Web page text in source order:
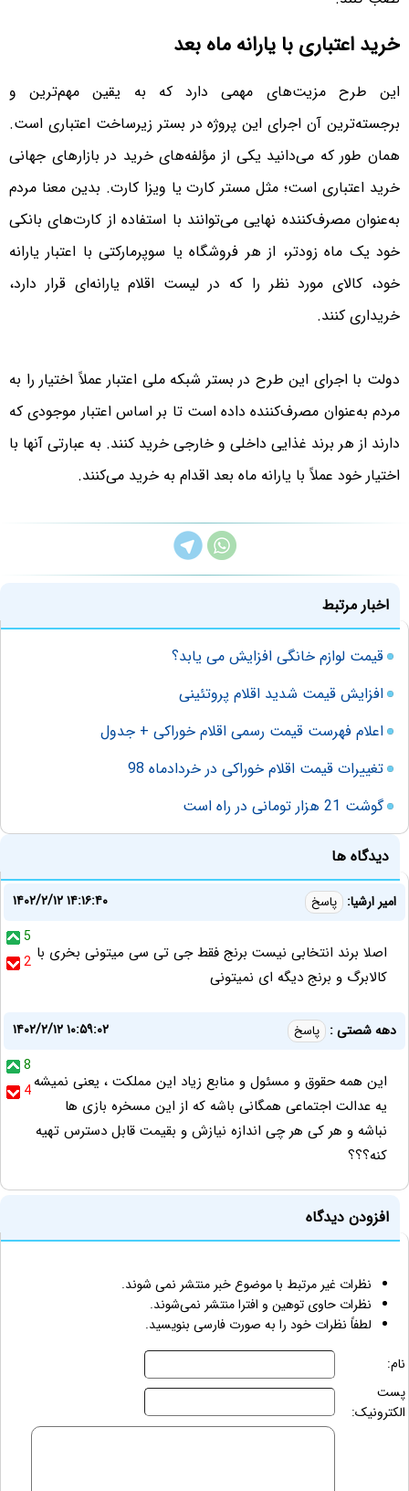
خرید اعتباری با یارانه ماه بعد
این طرح مزیت‌های مهمی دارد که به یقین مهم‌ترین و
برجسته‌ترین آن اجرای این پروژه در بستر زیرساخت اعتباری است.
همان طور که می‌دانید یکی از مؤلفه‌های خرید در بازارهای جهانی
خرید اعتباری است؛ مثل مستر کارت یا ویزا کارت. بدین معنا مردم
به‌عنوان مصرف‌کننده نهایی می‌توانند با استفاده از کارت‌های بانکی
خود یک ماه زودتر، از هر فروشگاه یا سوپرمارکتی با اعتبار یارانه
خود، کالای مورد نظر را که در لیست اقلام یارانه‌ای قرار دارد،
خریداری کنند.
دولت با اجرای این طرح در بستر شبکه ملی اعتبار عملاً اختیار را به
مردم به‌عنوان مصرف‌کننده داده است تا بر اساس اعتبار موجودی که
دارند از هر برند غذایی داخلی و خارجی خرید کنند. به عبارتی آنها با
اختیار خود عملاً با یارانه ماه بعد اقدام به خرید می‌کنند.
اخبار مرتبط
قیمت لوازم خانگی افزایش می یابد؟
افزایش قیمت شدید اقلام پروتئینی
اعلام فهرست قیمت رسمی اقلام خوراکی + جدول
تغییرات قیمت اقلام خوراکی در خردادماه 98
گوشت 21 هزار تومانی در راه است
دیدگاه ها
امیر ارشیا: پاسخ
۱۴۰۲/۲/۱۲ ۱۴:۱۶:۴۰
5
2 اصلا برند انتخابی نیست برنج فقط جی تی سی میتونی بخری با
کالابرگ و برنج دیگه ای نمیتونی
دهه شصتی : پاسخ
۱۴۰۲/۲/۱۲ ۱۰:۵۹:۰۲
8
4این همه حقوق و مسئول و منابع زیاد این مملکت ، یعنی نمیشه
یه عدالت اجتماعی همگانی باشه که از این مسخره بازی ها
نباشه و هر کی هر چی اندازه نیازش و بقیمت قابل دسترس تهیه
کنه؟؟؟
افزودن دیدگاه
نظرات غیر مرتبط با موضوع خبر منتشر نمی شوند.
نظرات حاوی توهین و افترا منتشر نمی‌شوند.
لطفاً نظرات خود را به صورت فارسی بنویسید.
نام:
پست
الکترونیک: